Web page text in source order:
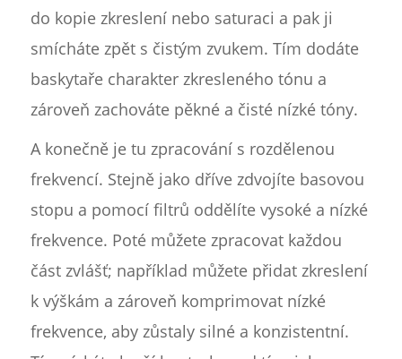
do kopie zkreslení nebo saturaci a pak ji
smícháte zpět s čistým zvukem. Tím dodáte
baskytaře charakter zkresleného tónu a
zároveň zachováte pěkné a čisté nízké tóny.
A konečně je tu zpracování s rozdělenou
frekvencí. Stejně jako dříve zdvojíte basovou
stopu a pomocí filtrů oddělíte vysoké a nízké
frekvence. Poté můžete zpracovat každou
část zvlášť; například můžete přidat zkreslení
k výškám a zároveň komprimovat nízké
frekvence, aby zůstaly silné a konzistentní.